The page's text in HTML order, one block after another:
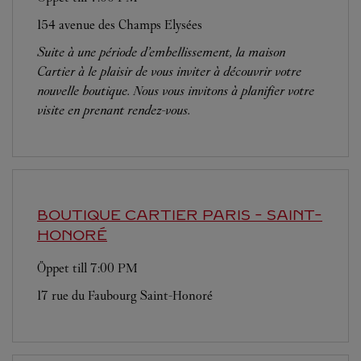
154 avenue des Champs Elysées
Suite à une période d’embellissement, la maison
Cartier à le plaisir de vous inviter à découvrir votre
nouvelle boutique. Nous vous invitons à planifier votre
visite en prenant rendez-vous.
BOUTIQUE CARTIER PARIS - SAINT-
HONORÉ
Öppet till 7:00 PM
17 rue du Faubourg Saint-Honoré